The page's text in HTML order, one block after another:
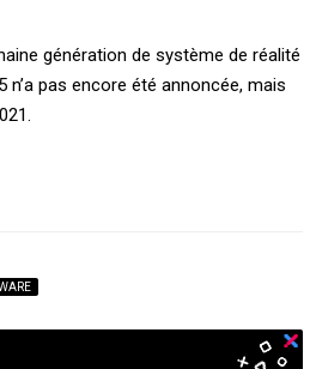
génération de système de réalité
n’a pas encore été annoncée, mais